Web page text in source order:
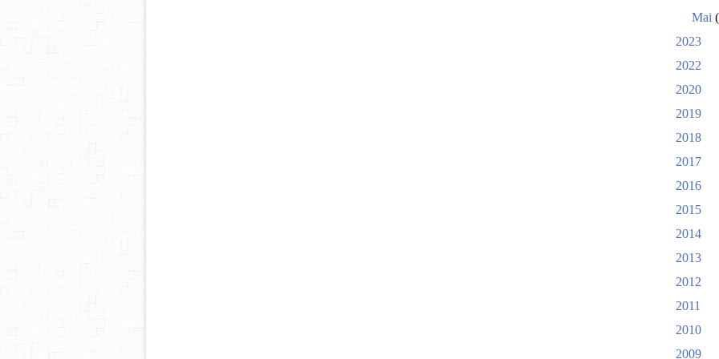
Mai
2023
2022
2020
2019
2018
2017
2016
2015
2014
2013
2012
2011
2010
2009